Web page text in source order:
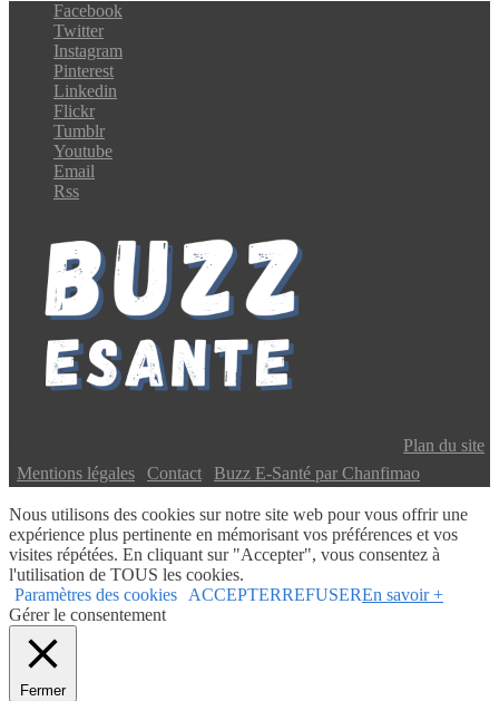
Facebook
Twitter
Instagram
Pinterest
Linkedin
Flickr
Tumblr
Youtube
Email
Rss
Plan du site
Mentions légales Contact Buzz E-Santé par Chanfimao
Nous utilisons des cookies sur notre site web pour vous offrir une
expérience plus pertinente en mémorisant vos préférences et vos
visites répétées. En cliquant sur "Accepter", vous consentez à
l'utilisation de TOUS les cookies.
Paramètres des cookies
ACCEPTERREFUSEREn savoir +
Gérer le consentement
Fermer